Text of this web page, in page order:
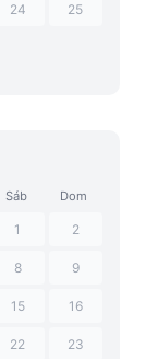
24 25
Sáb Dom
1 2
8 9
15 16
22 23